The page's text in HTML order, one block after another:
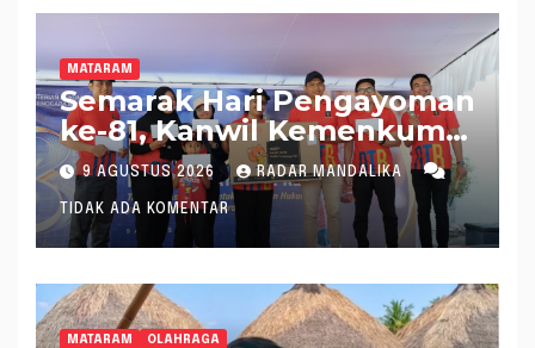
MATARAM
Semarak Hari Pengayoman
ke-81, Kanwil Kemenkum
NTB Gelar Fun Walk
Bersama
9 AGUSTUS 2026 RADAR MANDALIKA
TIDAK ADA KOMENTAR
MATARAM OLAHRAGA